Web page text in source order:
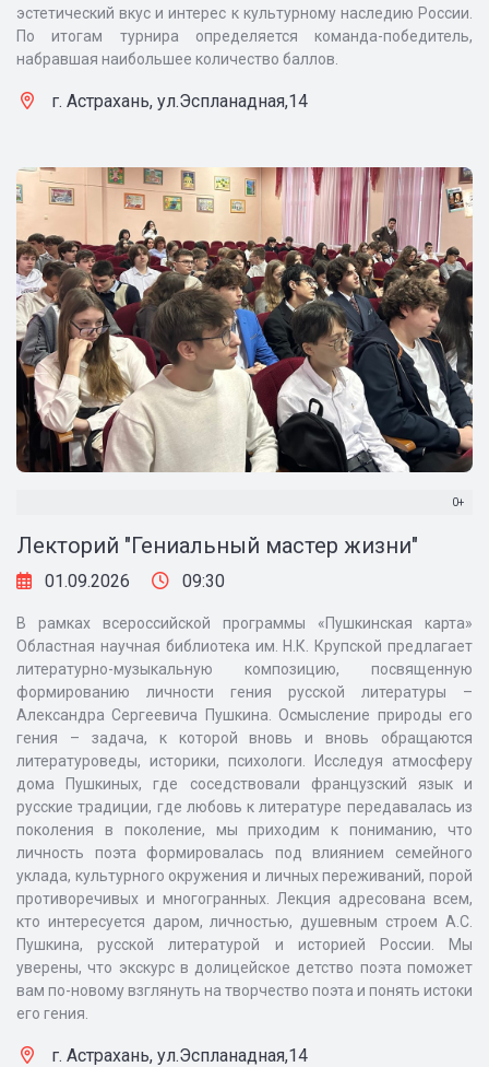
эстетический вкус и интерес к культурному наследию России.
По итогам турнира определяется команда-победитель,
набравшая наибольшее количество баллов.
г. Астрахань, ул.Эспланадная,14
0+
Лекторий "Гениальный мастер жизни"
01.09.2026 09:30
В рамках всероссийской программы «Пушкинская карта»
Областная научная библиотека им. Н.К. Крупской предлагает
литературно-музыкальную композицию, посвященную
формированию личности гения русской литературы –
Александра Сергеевича Пушкина. Осмысление природы его
гения – задача, к которой вновь и вновь обращаются
литературоведы, историки, психологи. Исследуя атмосферу
дома Пушкиных, где соседствовали французский язык и
русские традиции, где любовь к литературе передавалась из
поколения в поколение, мы приходим к пониманию, что
личность поэта формировалась под влиянием семейного
уклада, культурного окружения и личных переживаний, порой
противоречивых и многогранных. Лекция адресована всем,
кто интересуется даром, личностью, душевным строем А.С.
Пушкина, русской литературой и историей России. Мы
уверены, что экскурс в долицейское детство поэта поможет
вам по-новому взглянуть на творчество поэта и понять истоки
его гения.
г. Астрахань, ул.Эспланадная,14